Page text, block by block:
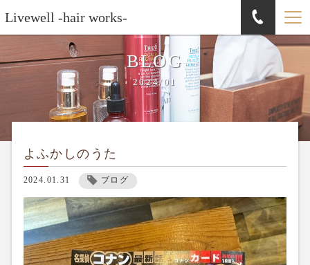
Livewell -hair works-
BLOG
2024/01
よふかしのうた
2024.01.31 ブログ